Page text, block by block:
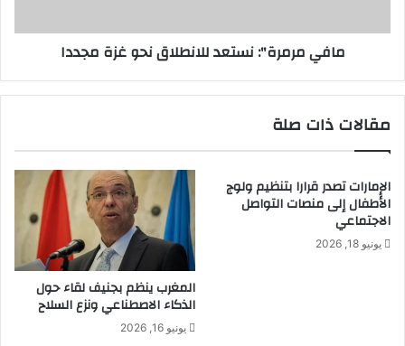
مافي مرمرة": نستعد للانطلاق نحو غزة مجددا
مقالات ذات صلة
الإمارات تصدر قرارا بتنظيم ولوج
الأطفال إلى منصات التواصل
الاجتماعي
يونيو 18, 2026
المغرب ينظم بجنيف لقاء حول
الذكاء الاصطناعي ونزع السلاح
يونيو 16, 2026